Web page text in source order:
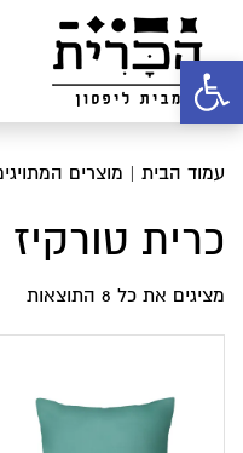
פתח סרגל נגישות
עמוד הבית | מוצרים
כרית טורקיז
מציגים את כל ⁦8⁩ התוצאות